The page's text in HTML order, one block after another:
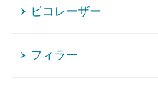
ピコレーザー
フィラー